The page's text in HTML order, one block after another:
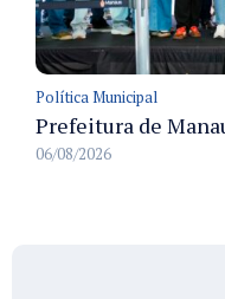
Política Municipal
06/08/2026